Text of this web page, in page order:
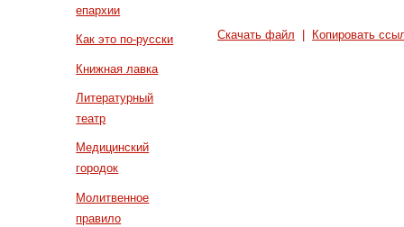
епархии
Как это по-русски
Книжная лавка
Литературный
театр
Медицинский
городок
Молитвенное
правило
Скачать файл Копировать